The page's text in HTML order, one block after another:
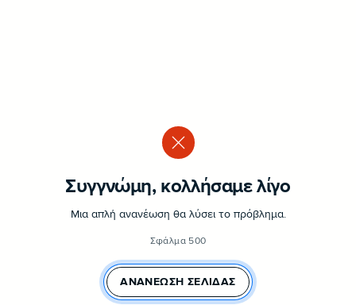
Συγγνώμη, κολλήσαμε λίγο
Μια απλή ανανέωση θα λύσει το πρόβλημα.
Σφάλμα 500
ΑΝΑΝΈΩΣΗ ΣΕΛΊΔΑΣ